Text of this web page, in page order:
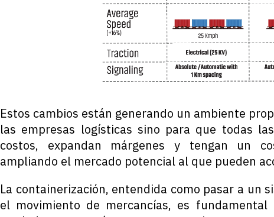
Estos cambios están generando un ambiente
las empresas logísticas sino para que todas
costos, expandan márgenes y tengan un
ampliando el mercado potencial al que pueden
La containerización, entendida como pasar a un
el movimiento de mercancías, es